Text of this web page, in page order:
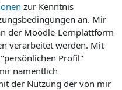
zur Kenntnis
an. Mir
der Moodle-Lernplattform
verarbeitet werden. Mit
Profil"
namentlich
der Nutzung der von mir